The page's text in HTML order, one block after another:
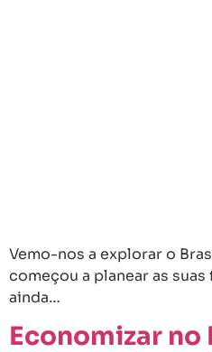
Vemo-nos a explorar o
começou a planear as suas
ainda…
Economizar no